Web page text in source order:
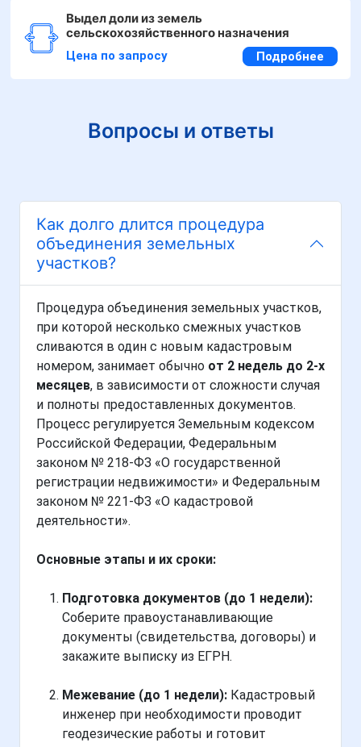
Выдел доли из земель
сельскохозяйственного назначения
Цена по запросу Подробнее
Вопросы и ответы
Как долго длится процедура
объединения земельных
участков?
Процедура объединения земельных участков,
при которой несколько смежных участков
сливаются в один с новым кадастровым
номером, занимает обычно от 2 недель до 2-х
месяцев, в зависимости от сложности случая
и полноты предоставленных документов.
Процесс регулируется Земельным кодексом
Российской Федерации, Федеральным
законом № 218-ФЗ «О государственной
регистрации недвижимости» и Федеральным
законом № 221-ФЗ «О кадастровой
деятельности».
Основные этапы и их сроки:
Подготовка документов (до 1 недели):
Соберите правоустанавливающие
документы (свидетельства, договоры) и
закажите выписку из ЕГРН.
Межевание (до 1 недели): Кадастровый
инженер при необходимости проводит
геодезические работы и готовит